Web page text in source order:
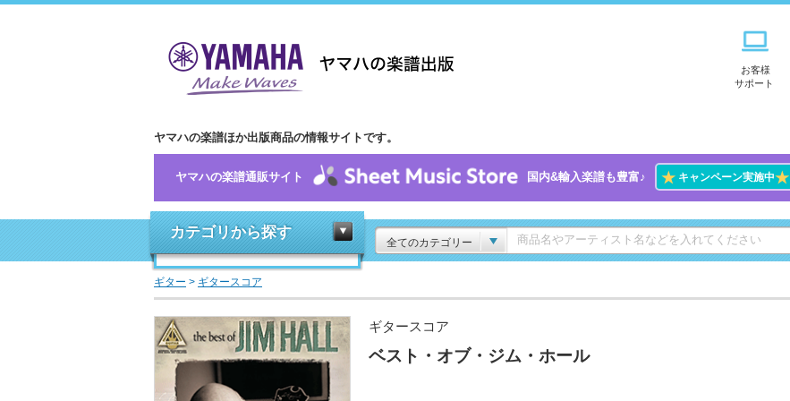
お客様
サポート
ヤマハの楽譜ほか出版商品の情報サイトです。
ヤマハの楽譜通販サイト 国内&輸入楽譜も豊富♪ ★キャンペーン実施中★
カテゴリから探す
全てのカテゴリー
ギター > ギタースコア
ギタースコア
ベスト・オブ・ジム・ホール